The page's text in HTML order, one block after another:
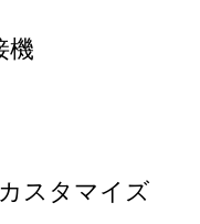
機
カスタマイズ